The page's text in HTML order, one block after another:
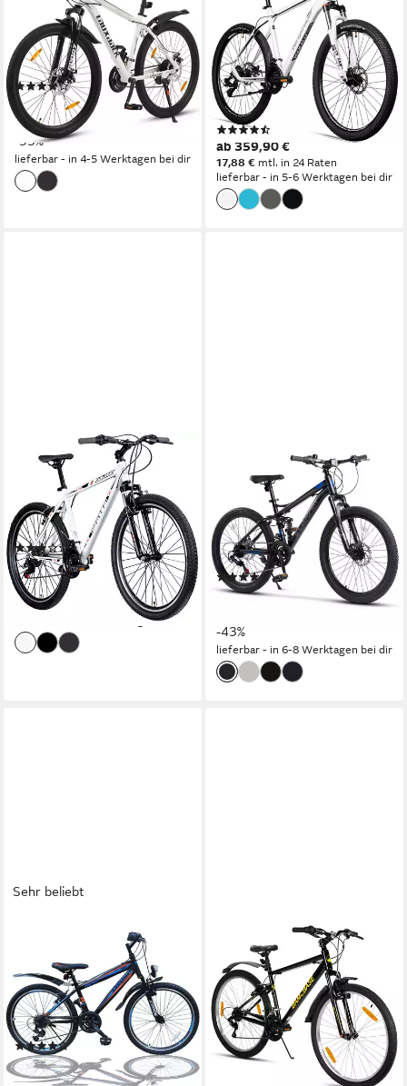
in 26/28 Zoll, Shimano
21 Gänge
120 kg Zul. Gesamtgewicht
Eisen Rahmen
(44)
289,99 € UVP 619,99 €
14,40 € mtl. in 24 Raten
-53%
lieferbar - in 4-5 Werktagen bei dir
Zoll Mountainbike Alu,
geeignet ab 150 cm, Damen,
Herren
48 cm Rahmenhöhe
21 Gänge
100 kg Zul. Gesamtgewicht
ab 359,90 €
17,88 € mtl. in 24 Raten
lieferbar - in 5-6 Werktagen bei dir
GALANO
Mountainbike Path
Rahmenhöhe
21 Gänge
120 kg Zul. Gesamtgewicht
(14)
230,00 € UVP
349,00 €
21,01 €mtl. in 12 Raten
-34%
lieferbar - in 5-6 Werktagen bei dir
Mountainbike 24 26 27.5 29
Zoll Fahrrad für Herren
Damen Jungen
21 Gänge
120 kg Zul. Gesamtgewicht
(14)
339,99 € UVP599,99 €
-43%
lieferbar - in 6-8 Werktagen bei dir
Sehr beliebt
Mountainbike 26 Zoll Fahrrad
37 cm Rahmenhöhe
21 Gänge
100 kg Zul. Gesamtgewicht
(45)
230,00 €
21,01 €mtl. in 12 Raten
Mountainbike 26/27,5/29 Zoll
Fahrrad Herren Damen
Student, Gelände & Pendler
150 kg Zul. Gesamtgewicht
ab 269,99 €
329,99 €
13,41 €mtl. in 24 Raten